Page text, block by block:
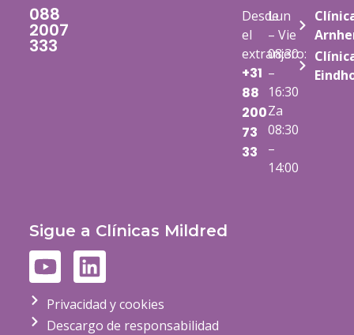
088
2007
333
Desde
el
extranjero:
+31
88
200
73
33
Lun
– Vie
08:30
–
16:30
Za
08:30
–
14:00
Sigue a Clínicas Mildred
Privacidad y cookies
Descargo de responsabilidad